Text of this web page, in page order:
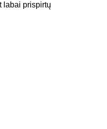
labai prispirtų